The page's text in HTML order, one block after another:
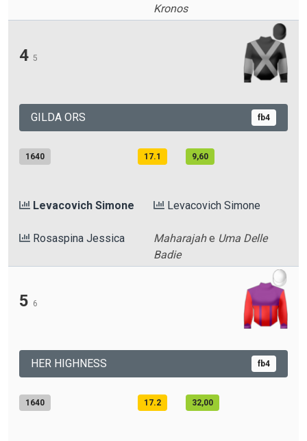
Kronos
4 5
GILDA ORS fb4
1640 17.1 9,60
Levacovich Simone Levacovich Simone
Rosaspina Jessica Maharajahe Uma Delle
Badie
5 6
HER HIGHNESS fb4
1640 17.2 32,00